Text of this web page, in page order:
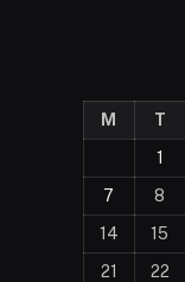
M T
1
7
8
14
15
21
22